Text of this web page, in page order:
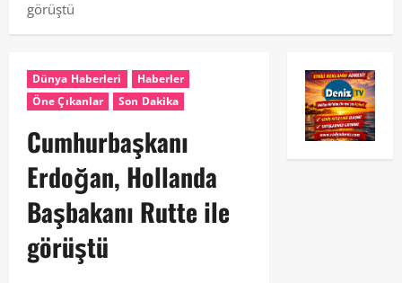
görüştü
Dünya Haberleri
Haberler
Öne Çıkanlar
Son Dakika
Cumhurbaşkanı
Erdoğan, Hollanda
Başbakanı Rutte ile
görüştü